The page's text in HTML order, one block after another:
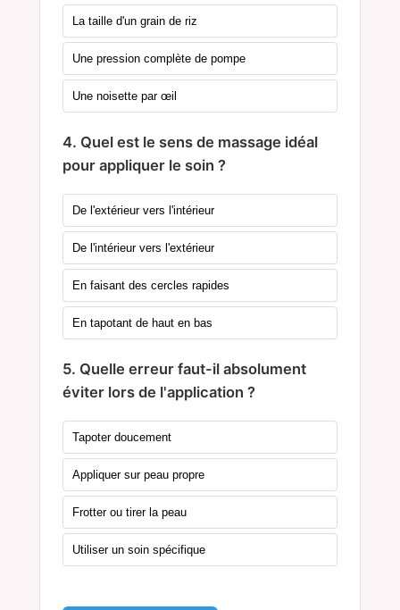
La taille d'un grain de riz
Une pression complète de pompe
Une noisette par œil
4. Quel est le sens de massage idéal
pour appliquer le soin ?
De l'extérieur vers l'intérieur
De l'intérieur vers l'extérieur
En faisant des cercles rapides
En tapotant de haut en bas
5. Quelle erreur faut-il absolument
éviter lors de l'application ?
Tapoter doucement
Appliquer sur peau propre
Frotter ou tirer la peau
Utiliser un soin spécifique